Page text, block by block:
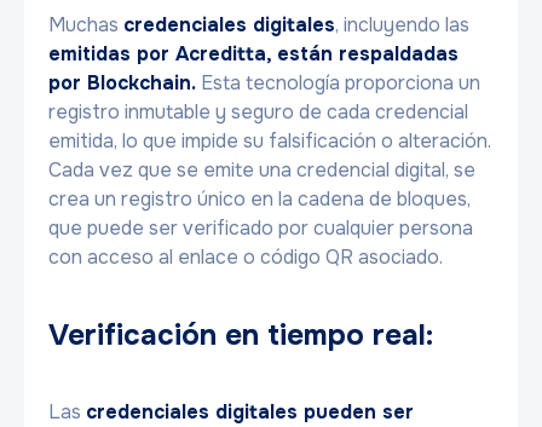
Muchas credenciales digitales, incluyendo las
emitidas por Acreditta, están respaldadas
por Blockchain. Esta tecnología proporciona un
registro inmutable y seguro de cada credencial
emitida, lo que impide su falsificación o alteración.
Cada vez que se emite una credencial digital, se
crea un registro único en la cadena de bloques,
que puede ser verificado por cualquier persona
con acceso al enlace o código QR asociado.
Verificación en tiempo real:
Las credenciales digitales pueden ser